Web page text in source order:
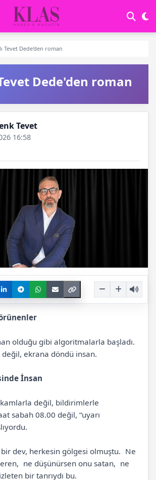
Tevet Dede'den roman
Dede'den roman
Tevet
16:58
olduğu gibi algoritmalarla başladı.
değil, ekrana döndü insan.
İnsan
değil, bildirimlerle
sabah 08.00 değil, “uyarı
bir dev, herkesin gölgesi olmuştu. Ne
ne düşünürsen onu satan, ne
bir tanrıydı bu.